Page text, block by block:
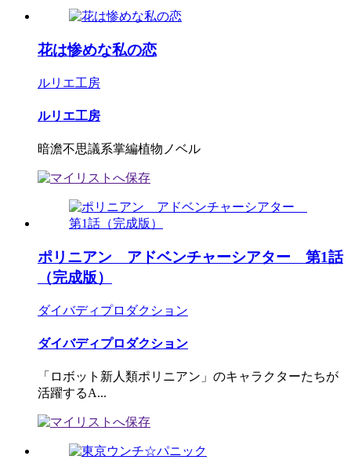
花は惨めな私の恋
ルリエ工房
ルリエ工房
暗澹不思議系掌編植物ノベル
ポリニアン アドベンチャーシアター 第1話
（完成版）
ダイバディプロダクション
ダイバディプロダクション
「ロボット新人類ポリニアン」のキャラクターたちが
活躍するA...